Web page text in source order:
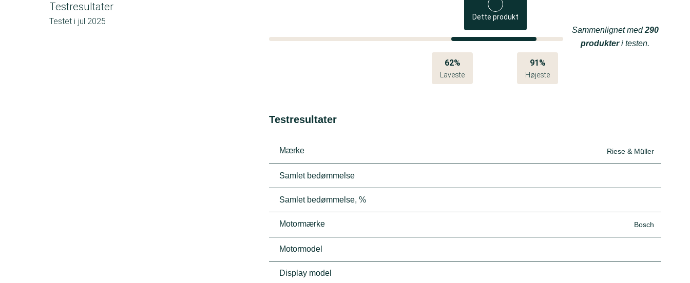
Testresultater
Testet i jul 2025 Dette produkt
62%
Laveste
91%
Højeste
Sammenlignet med290
produkteri testen.
Testresultater
Mærke Riese & Müller
Samlet bedømmelse
Samlet bedømmelse, %
Motormærke Bosch
Motormodel
Display model